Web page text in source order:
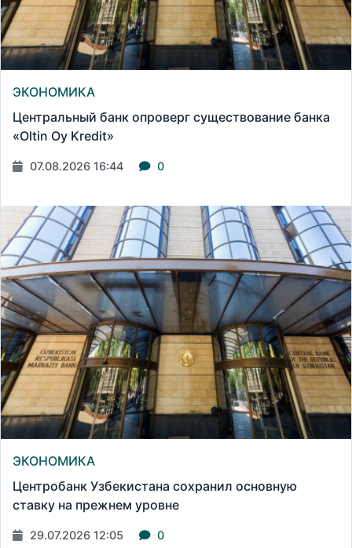
ЭКОНОМИКА
Центральный банк опроверг существование банка
«Oltin Oy Kredit»
07.08.2026 16:44 0
ЭКОНОМИКА
Центробанк Узбекистана сохранил основную
ставку на прежнем уровне
29.07.2026 12:05 0